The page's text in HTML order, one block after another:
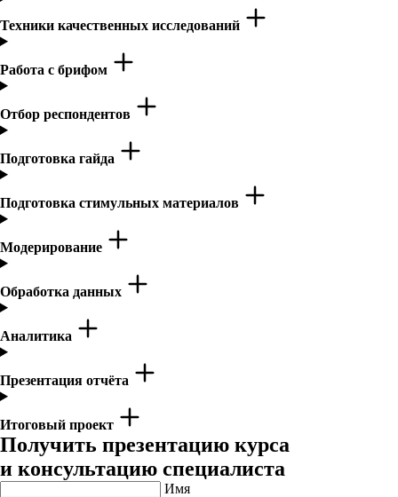
Техники качественных исследований
Работа с брифом
Отбор респондентов
Подготовка гайда
Подготовка стимульных материалов
Модерирование
Обработка данных
Аналитика
Презентация отчёта
Итоговый проект
Получить презентацию курса
и консультацию специалиста
Имя